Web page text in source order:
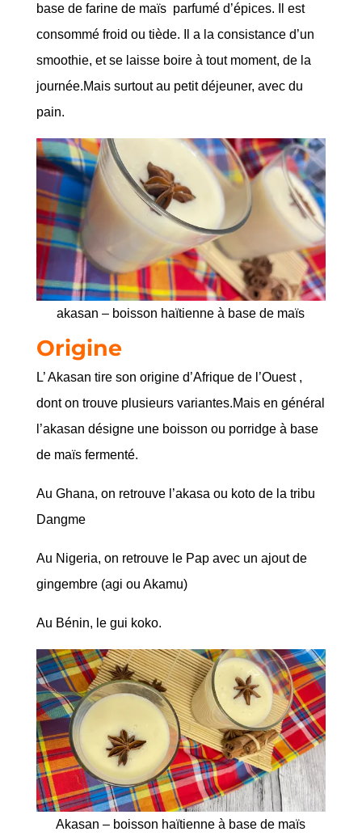
base de farine de maïs parfumé d’épices. Il est
consommé froid ou tiède. Il a la consistance d’un
smoothie, et se laisse boire à tout moment, de la
journée.Mais surtout au petit déjeuner, avec du
pain.
akasan – boisson haïtienne à base de maïs
Origine
L’ Akasan tire son origine d’Afrique de l’Ouest ,
dont on trouve plusieurs variantes.Mais en général
l’akasan désigne une boisson ou porridge à base
de maïs fermenté.
Au Ghana, on retrouve l’akasa ou koto de la tribu
Dangme
Au Nigeria, on retrouve le Pap avec un ajout de
gingembre (agi ou Akamu)
Au Bénin, le gui koko.
Akasan – boisson haïtienne à base de maïs